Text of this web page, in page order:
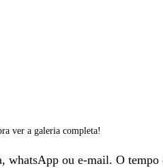
ver a galeria completa!
whatsApp ou e-mail. O tempo